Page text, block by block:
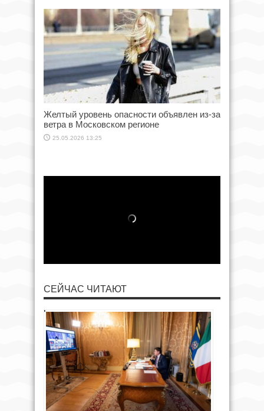
Желтый уровень опасности объявлен из-за
ветра в Московском регионе
25.05.2026 13:25
СЕЙЧАС ЧИТАЮТ